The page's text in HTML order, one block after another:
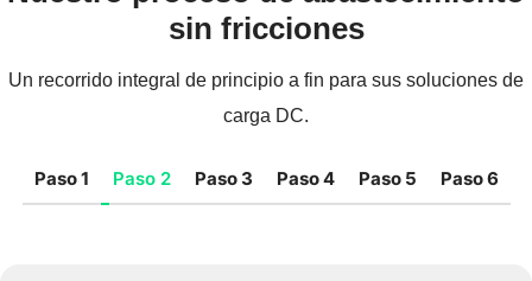
sin fricciones
Un recorrido integral de principio a fin para sus soluciones de
carga DC.
Paso 1 Paso 2 Paso 3 Paso 4 Paso 5 Paso 6